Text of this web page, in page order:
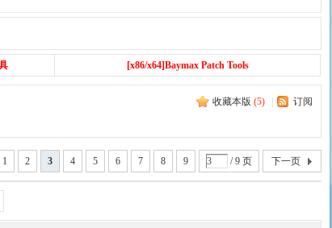
[x86/x64]Baymax Patch Tools
收藏本版 (5) 订阅
1 2 3 4 5 6 7 8 9 / 9 页 下一页